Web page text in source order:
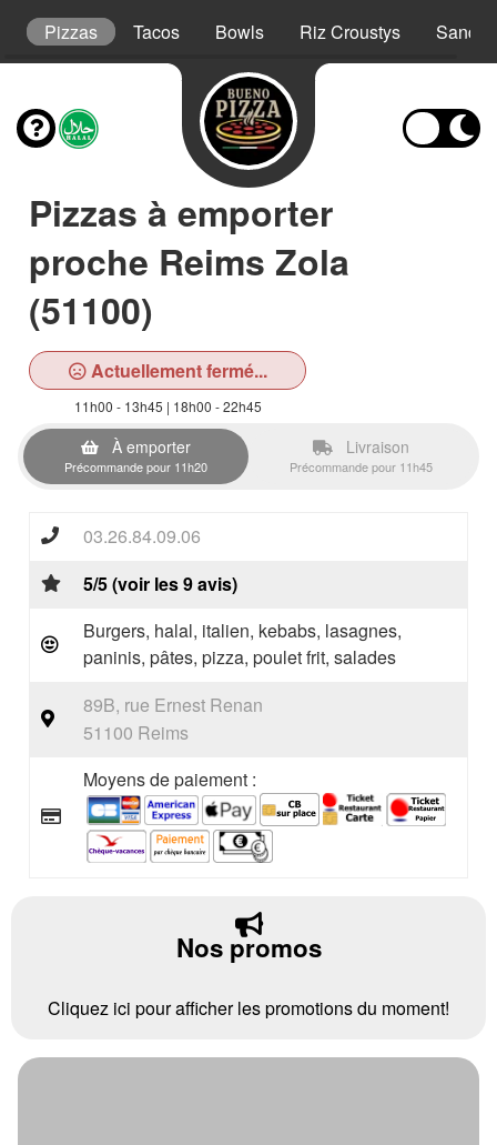
Pizzas Tacos Bowls Riz Croustys
Pizzas à emporter
proche Reims Zola
(51100)
Actuellement fermé...
11h00 - 13h45 | 18h00 - 22h45
À emporter
Précommande pour 11h20
Livraison
Précommande pour 11h45
03.26.84.09.06
5/5 (voir les 9 avis)
Burgers, halal, italien, kebabs, lasagnes,
paninis, pâtes, pizza, poulet frit, salades
89B, rue Ernest Renan
51100 Reims
Moyens de paiement :
Nos promos
Cliquez ici pour afficher les promotions du moment!